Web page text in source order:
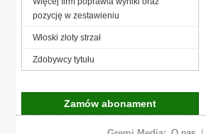
pozycję w zestawieniu
Włoski złoty strzał
Zdobywcy tytułu
Zamów abonament